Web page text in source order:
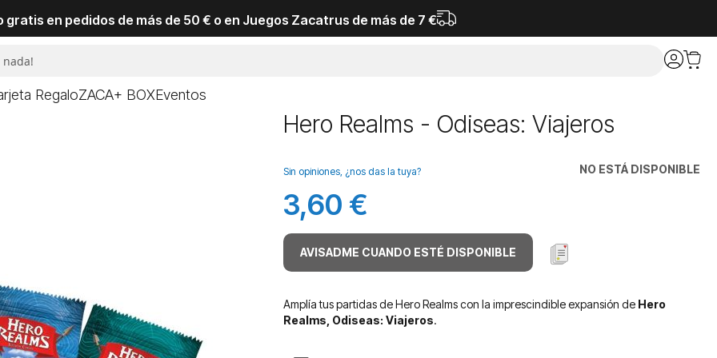
gratis en pedidos de más de 50 € o en Juegos Zacatrus de más de 7 €
RegaloZACA+ BOXEventos
Hero Realms - Odiseas: Viajeros
NO ESTÁ DISPONIBLE
Sin opiniones, ¿nos das la tuya?
3,60 €
AVISADME CUANDO ESTÉ DISPONIBLE
Amplía tus partidas de Hero Realms con la imprescindible expansión de Hero
Realms, Odiseas: Viajeros.